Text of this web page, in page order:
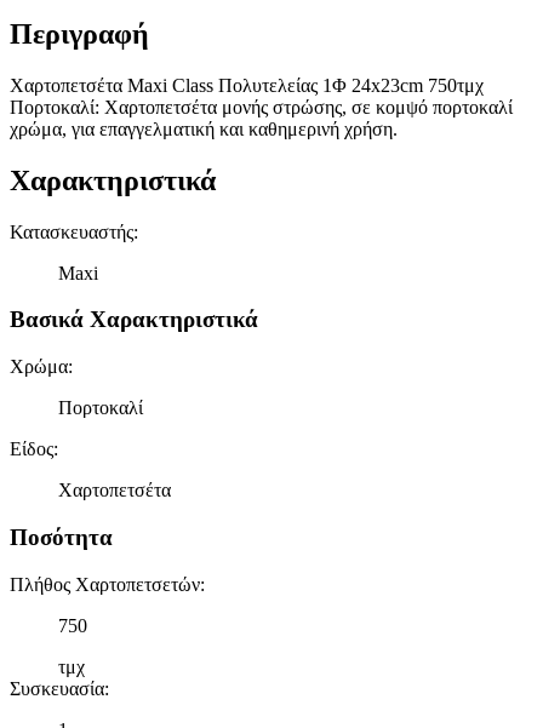
Περιγραφή
Χαρτοπετσέτα Maxi Class Πολυτελείας 1Φ 24x23cm 750τμχ
Πορτοκαλί: Χαρτοπετσέτα μονής στρώσης, σε κομψό πορτοκαλί
χρώμα, για επαγγελματική και καθημερινή χρήση.
Χαρακτηριστικά
Κατασκευαστής:
Maxi
Βασικά Χαρακτηριστικά
Χρώμα:
Πορτοκαλί
Είδος:
Χαρτοπετσέτα
Ποσότητα
Πλήθος Χαρτοπετσετών:
750
τμχ
Συσκευασία: